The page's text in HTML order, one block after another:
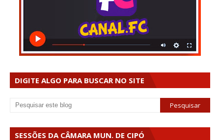
DIGITE ALGO PARA BUSCAR NO SITE
SESSÕES DA CÂMARA MUN. DE CIPÓ